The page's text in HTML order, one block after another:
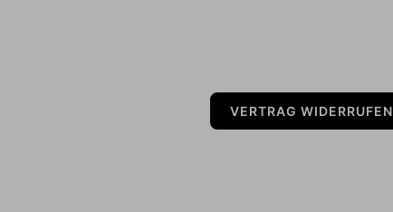
VERTRAG WIDERRUFEN